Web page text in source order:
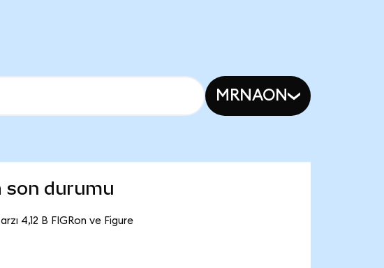
MRNAON
son durumu
4,12 B FIGRon ve Figure